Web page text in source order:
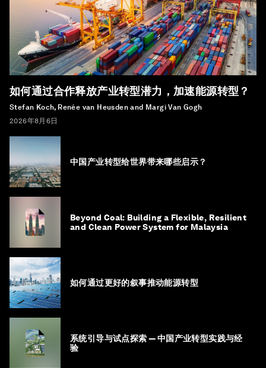
如何通过合作释放产业转型潜力，加速能源转型？
Stefan Koch, Renée van Heusden and Margi Van Gogh
2026年8月6日
中国产业转型给世界带来哪些启示？
Beyond Coal: Building a Flexible, Resilient
and Clean Power System for Malaysia
如何通过更好的叙事推动能源转型
系统引导与试点探索 — 中国产业转型实践与经
验